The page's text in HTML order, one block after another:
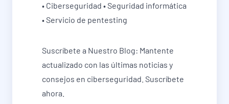
• Ciberseguridad • Seguridad informática
• Servicio de pentesting
Suscríbete a Nuestro Blog: Mantente
actualizado con las últimas noticias y
consejos en ciberseguridad. Suscríbete
ahora.